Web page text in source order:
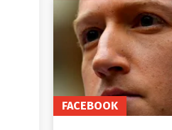
FACEBOOK